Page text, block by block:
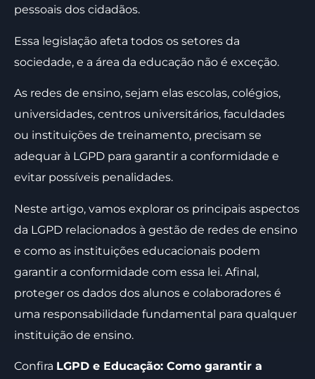
pessoais dos cidadãos.
Essa legislação afeta todos os setores da
sociedade, e a área da educação não é exceção.
As redes de ensino, sejam elas escolas, colégios,
universidades, centros universitários, faculdades
ou instituições de treinamento, precisam se
adequar à LGPD para garantir a conformidade e
evitar possíveis penalidades.
Neste artigo, vamos explorar os principais aspectos
da LGPD relacionados à gestão de redes de ensino
e como as instituições educacionais podem
garantir a conformidade com essa lei. Afinal,
proteger os dados dos alunos e colaboradores é
uma responsabilidade fundamental para qualquer
instituição de ensino.
Confira LGPD e Educação: Como garantir a